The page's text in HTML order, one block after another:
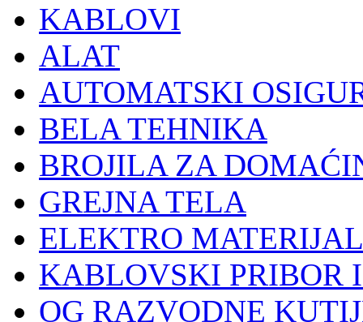
KABLOVI
ALAT
AUTOMATSKI
BELA TEHNIKA
BROJILA ZA
GREJNA TELA
ELEKTRO MATERIJAL
KABLOVSKI PRIBOR
OG RAZVODNE